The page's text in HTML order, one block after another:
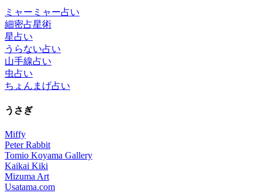
ミャーミャー占い
細密占星術
星占い
うらない占い
山手線占い
虫占い
ちょんまげ占い
うさぎ
Miffy
Peter Rabbit
Tomio Koyama Gallery
Kaikai Kiki
Mizuma Art
Usatama.com